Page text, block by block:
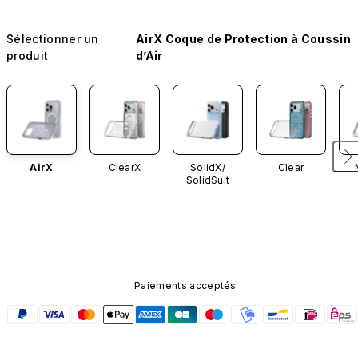
Sélectionner un
produit
AirX Coque de Protection à Coussin
d’Air
AirX ClearX
SolidX/
SolidSuit
Clear
Paiements acceptés